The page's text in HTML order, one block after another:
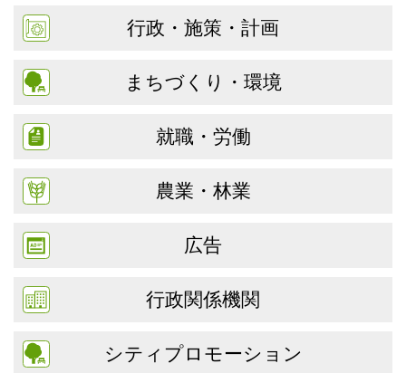
行政・施策・計画
まちづくり・環境
就職・労働
農業・林業
広告
行政関係機関
シティプロモーション